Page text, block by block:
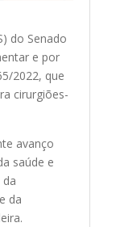
do Senado
e por
2022, que
cirurgiões-
avanço
saúde e
da